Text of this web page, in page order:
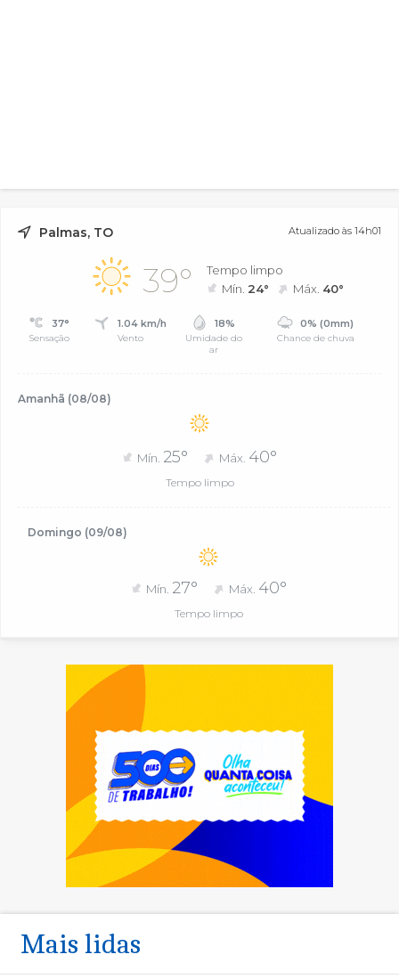
Palmas, TO Atualizado às 14h01
39°
Tempo limpo
Mín. 24° Máx. 40°
37°
Sensação
1.04 km/h
Vento
18%
Umidade do
ar
0% (0mm)
Chance de chuva
Amanhã (08/08)
Mín. 25° Máx. 40°
Tempo limpo
Domingo (09/08)
Mín. 27° Máx. 40°
Tempo limpo
Mais lidas